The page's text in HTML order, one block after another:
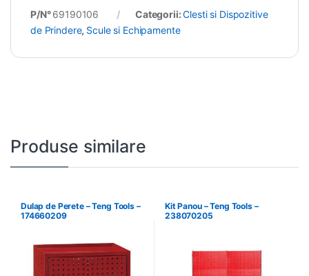
P/N°69190106 Categorii:Clesti si Dispozitive
de Prindere, Scule si Echipamente
Produse similare
Dulap de Perete – Teng Tools –
174660209
Kit Panou – Teng Tools –
238070205